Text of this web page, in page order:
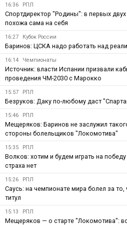
16:36 РПЛ
Спортдиректор "Родины": в первых
похожа сама на себя
16:27 Кубок России
Баринов: ЦСКА надо работать над
16:14 Чемпионаты
Источник: власти Испании призвали
проведения ЧМ-2030 с Марокко
15:57 РПЛ
Безруков: Даку по-любому даст
15:46 РПЛ
Мещеряков: Баринов не заслужил
стороны болельщиков "Локомотива"
15:35 РПЛ
Волков: хотим и будем играть на
страха нет
15:26 РПЛ
Саусь: на чемпионате мира болел за
титул
15:13 РПЛ
Мещеряков — о старте "Локомотива":